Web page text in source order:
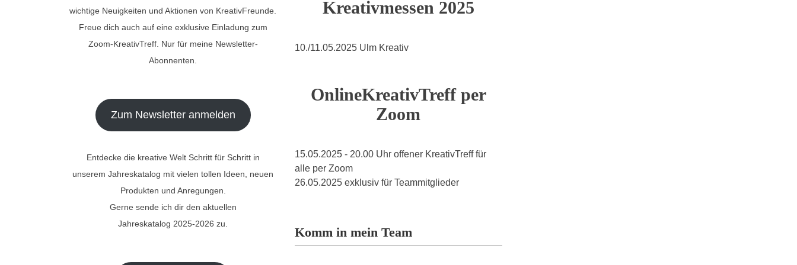
wichtige Neuigkeiten und Aktionen von KreativFreunde.
Freue dich auch auf eine exklusive Einladung zum
Zoom-KreativTreff. Nur für meine Newsletter-
Abonnenten.
Zum Newsletter anmelden
Entdecke die kreative Welt Schritt für Schritt in
unserem Jahreskatalog mit vielen tollen Ideen, neuen
Produkten und Anregungen.
Gerne sende ich dir den aktuellen
Jahreskatalog 2025-2026 zu.
Kreativmessen 2025
10./11.05.2025 Ulm Kreativ
OnlineKreativTreff per
Zoom
15.05.2025 - 20.00 Uhr offener KreativTreff für
alle per Zoom
26.05.2025 exklusiv für Teammitglieder
Komm in mein Team